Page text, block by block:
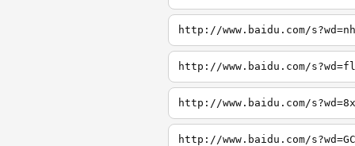
http://www.baidu.com/
http://www.baidu.com/
http://www.baidu.com/
http://www.baidu.com/